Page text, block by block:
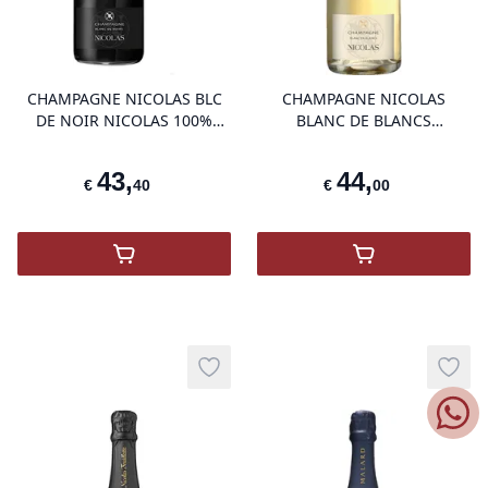
CHAMPAGNE NICOLAS BLC
DE NOIR NICOLAS 100%
€ 43,40
product variant items in cart, view
,CHAMPAGNE NICOLAS BLANC DE NOIRS
CHAMPAGNE NICOLAS
BLANC DE BLANCS
€ 44,00
,Champagne
Add to wishlist Add